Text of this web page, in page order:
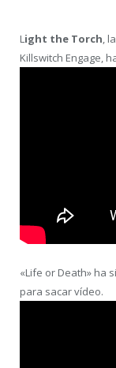
Light the Torch,
Killswitch Engage,
«Life or Death» ha
para sacar vídeo.